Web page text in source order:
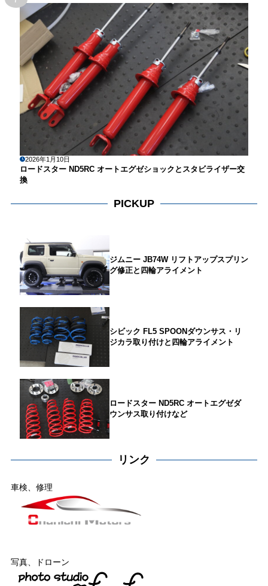
2026年1月10日
ロードスター ND5RC オートエグゼショックとスタビライザー交
換
PICKUP
ジムニー JB74W リフトアップスプリン
グ修正と四輪アライメント
シビック FL5 SPOONダウンサス・リ
ジカラ取り付けと四輪アライメント
ロードスター ND5RC オートエグゼダ
ウンサス取り付けなど
リンク
車検、修理
写真、ドローン